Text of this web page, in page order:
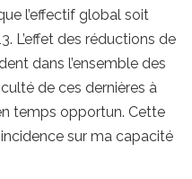
l’effectif global soit
L’effet des réductions de
dans l’ensemble des
de ces dernières à
temps opportun. Cette
sur ma capacité